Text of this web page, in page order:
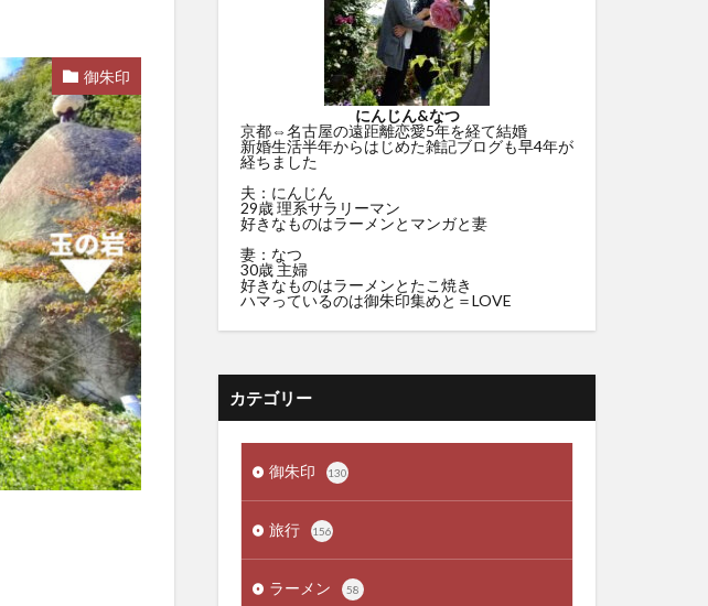
御朱印
にんじん&なつ
京都⇔名古屋の遠距離恋愛5年を経て結婚
新婚生活半年からはじめた雑記ブログも早4年が
経ちました
夫：にんじん
29歳 理系サラリーマン
好きなものはラーメンとマンガと妻
妻：なつ
30歳 主婦
好きなものはラーメンとたこ焼き
ハマっているのは御朱印集めと＝LOVE
カテゴリー
御朱印 130
旅行 156
ラーメン 58